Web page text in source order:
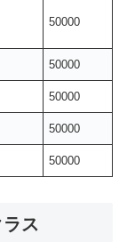
50000
50000
50000
50000
50000
ス